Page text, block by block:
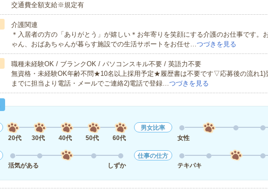
交通費全額支給※規定有
介護関連
＊入居者の方の「ありがとう」が嬉しい＊お年寄りを笑顔にする介護のお仕事です。
ゃん、おばあちゃんが暮らす施設での生活サポートをお任せ…つづきを見る
職種未経験OK / ブランクOK / パソコンスキル不要 / 英語力不要
無資格・未経験OK年齢不問★10名以上採用予定★履歴書は不要です▽応募後の流れ1)
までに担当より電話・メールでご連絡2)電話で登録…つづきを見る
20代
30代 40代 50代 60代
男女比率
女性
活気がある
しずか
仕事の仕方
テキパキ